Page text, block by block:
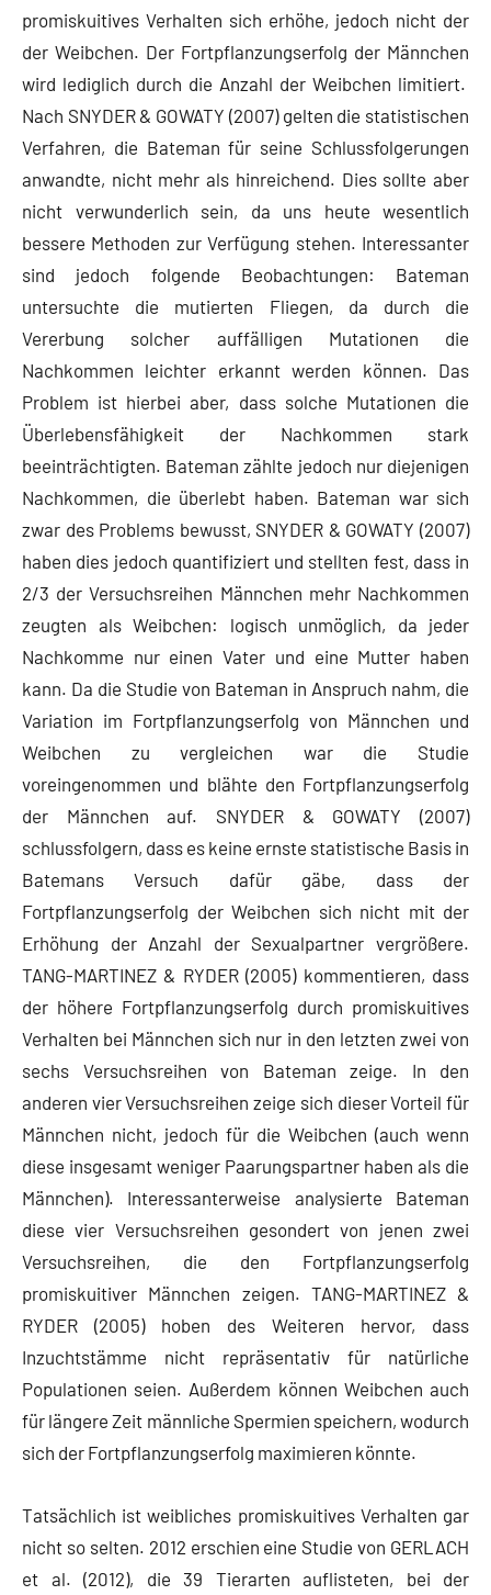
promiskuitives Verhalten sich erhöhe, jedoch nicht der
der Weibchen. Der Fortpflanzungserfolg der Männchen
wird lediglich durch die Anzahl der Weibchen limitiert.
Nach SNYDER & GOWATY (2007) gelten die statistischen
Verfahren, die Bateman für seine Schlussfolgerungen
anwandte, nicht mehr als hinreichend. Dies sollte aber
nicht verwunderlich sein, da uns heute wesentlich
bessere Methoden zur Verfügung stehen. Interessanter
sind jedoch folgende Beobachtungen: Bateman
untersuchte die mutierten Fliegen, da durch die
Vererbung solcher auffälligen Mutationen die
Nachkommen leichter erkannt werden können. Das
Problem ist hierbei aber, dass solche Mutationen die
Überlebensfähigkeit der Nachkommen stark
beeinträchtigten. Bateman zählte jedoch nur diejenigen
Nachkommen, die überlebt haben. Bateman war sich
zwar des Problems bewusst, SNYDER & GOWATY (2007)
haben dies jedoch quantifiziert und stellten fest, dass in
2/3 der Versuchsreihen Männchen mehr Nachkommen
zeugten als Weibchen: logisch unmöglich, da jeder
Nachkomme nur einen Vater und eine Mutter haben
kann. Da die Studie von Bateman in Anspruch nahm, die
Variation im Fortpflanzungserfolg von Männchen und
Weibchen zu vergleichen war die Studie
voreingenommen und blähte den Fortpflanzungserfolg
der Männchen auf. SNYDER & GOWATY (2007)
schlussfolgern, dass es keine ernste statistische Basis in
Batemans Versuch dafür gäbe, dass der
Fortpflanzungserfolg der Weibchen sich nicht mit der
Erhöhung der Anzahl der Sexualpartner vergrößere.
TANG-MARTINEZ & RYDER (2005) kommentieren, dass
der höhere Fortpflanzungserfolg durch promiskuitives
Verhalten bei Männchen sich nur in den letzten zwei von
sechs Versuchsreihen von Bateman zeige. In den
anderen vier Versuchsreihen zeige sich dieser Vorteil für
Männchen nicht, jedoch für die Weibchen (auch wenn
diese insgesamt weniger Paarungspartner haben als die
Männchen). Interessanterweise analysierte Bateman
diese vier Versuchsreihen gesondert von jenen zwei
Versuchsreihen, die den Fortpflanzungserfolg
promiskuitiver Männchen zeigen. TANG-MARTINEZ &
RYDER (2005) hoben des Weiteren hervor, dass
Inzuchtstämme nicht repräsentativ für natürliche
Populationen seien. Außerdem können Weibchen auch
für längere Zeit männliche Spermien speichern, wodurch
sich der Fortpflanzungserfolg maximieren könnte.
Tatsächlich ist weibliches promiskuitives Verhalten gar
nicht so selten. 2012 erschien eine Studie von GERLACH
et al. (2012), die 39 Tierarten auflisteten, bei der